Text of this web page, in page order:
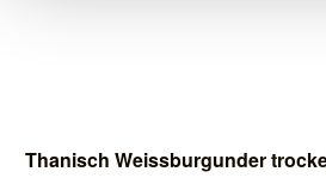
Thanisch Weissburgunder